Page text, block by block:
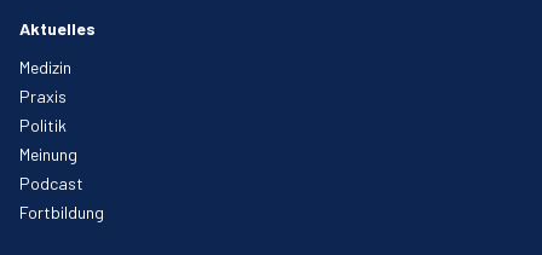
Aktuelles
Medizin
Praxis
Politik
Meinung
Podcast
Fortbildung